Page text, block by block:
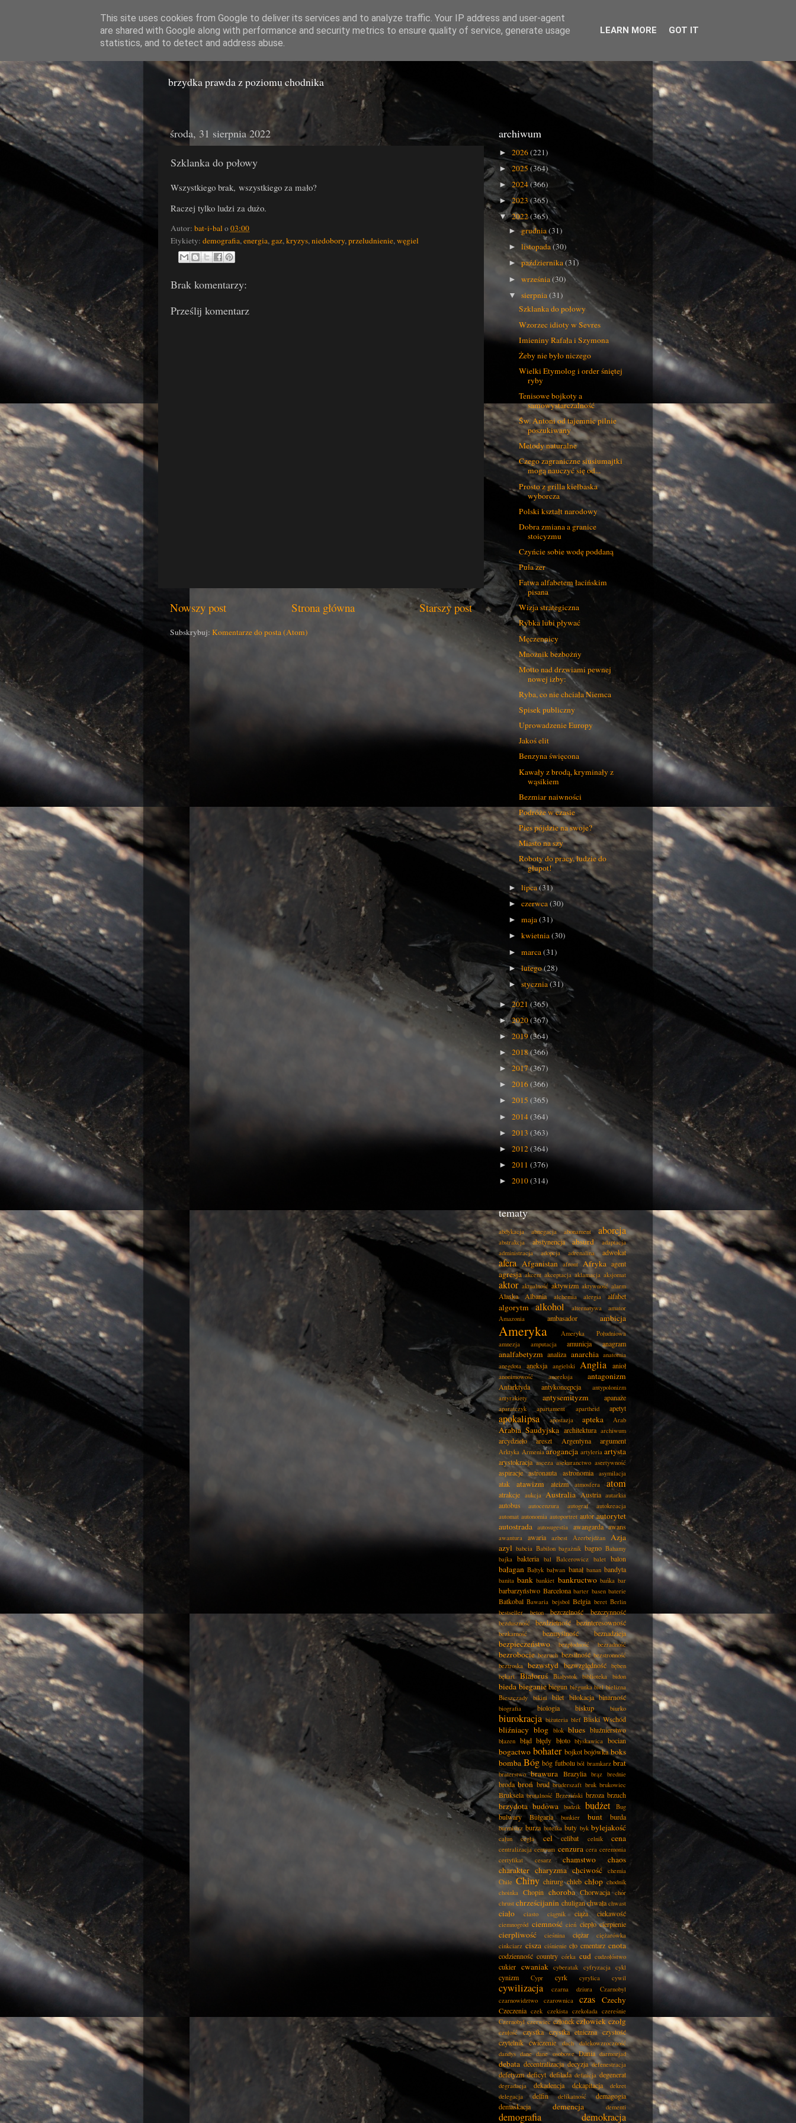
Miasto Gówna
brzydka prawda z poziomu chodnika
środa, 31 sierpnia 2022
Szklanka do połowy
Wszystkiego brak, wszystkiego za mało?
Raczej tylko ludzi za dużo.
Autor: bat-i-balo03:00
Etykiety: demografia,energia, gaz,kryzys,niedobory,przeludnienie,węgiel
Brak komentarzy:
Prześlij komentarz
Nowszy post Starszy post
Strona główna
Subskrybuj: Komentarze do posta (Atom)
archiwum
► 2026(221)
►2025(364)
► 2024(366)
►2023(365)
▼2022(365)
►grudnia(31)
►listopada(30)
►października(31)
►września(30)
▼sierpnia(31)
Szklanka do połowy
Wzorzec idioty w Sevres
Imieniny Rafała i Szymona
Żeby nie było niczego
Wielki Etymolog i order śniętej
ryby
Tenisowe bojkoty a
samowystarczalność
Św. Antoni od tajemnic pilnie
poszukiwany
Metody naturalne
Czego zagraniczne siusiumajtki
mogą nauczyć się od...
Prosto z grilla kiełbaska
wyborcza
Polski kształt narodowy
Dobra zmiana a granice
stoicyzmu
Czyńcie sobie wodę poddaną
Pula zer
Fatwa alfabetem łacińskim
pisana
Wizja strategiczna
Rybka lubi pływać
Męczennicy
Mnożnik bezbożny
Motto nad drzwiami pewnej
nowej izby:
Ryba, co nie chciała Niemca
Spisek publiczny
Uprowadzenie Europy
Jakoś elit
Benzyna święcona
Kawały z brodą, kryminały z
wąsikiem
Bezmiar naiwności
Podróże w czasie
Pies pójdzie na swoje?
Miasto na szy
Roboty do pracy, ludzie do
głupot!
►lipca(31)
►czerwca(30)
►maja(31)
►kwietnia(30)
►marca(31)
►lutego(28)
►stycznia(31)
► 2021(365)
►2020(367)
► 2019(364)
► 2018(366)
► 2017(367)
► 2016(366)
► 2015 (365)
► 2014(364)
► 2013 (363)
► 2012(364)
► 2011 (376)
► 2010(314)
tematy
abdykacja abnegacja abonament aborcja
abstrakcja abstynencja absurd
adaptacja
administracja
adopcja adrenalina adwokat
afera Afganistan afront Afryka agent
agresja akcent akceptacja aklamacja aksjomat
aktor aktualność aktywizm aktywność alarm
Alaska Albania alchemia alergia alfabet
algorytm alkohol alternatywa
amator
Amazonia
ambasador ambicja
Ameryka
Ameryka Południowa
amnezja
amputacja amunicja anagram
analfabetyzm analiza anarchia anatomia
anegdota
aneksja angielski Anglia anioł
anonimowość anoreksja antagonizm
Antarktyda antykoncepcja
antypolonizm
antyrakiety
antysemityzm apanaże
aparatczyk apartament apartheid apetyt
apokalipsa apostazja apteka Arab
Arabia Saudyjska architektura archiwum
arcydzieło areszt Argentyna argument
Arktyka Armenia arogancja artyleria artysta
arystokracja asceza asekuranctwo asertywność
aspiracje astronauta astronomia asymilacja
atak atawizm ateizm atmosfera atom
atrakcje aukcja Australia Austria autarkia
autobus autocenzura autograf
autokreacja
automat autonomia autoportret autor autorytet
autostrada autosugestia awangarda awans
awantura awaria azbest Azerbejdżan
Azja
azyl babcia Babilon bagażnik bagno Bahamy
bajka bakteria bal Balcerowicz balet balon
bałagan Bałtyk bałwan banał banan bandyta
banita bank bankiet bankructwo bańka bar
barbarzyństwo Barcelona barter basen baterie
Batkobal Bawaria bejsbol Belgia beret Berlin
bestseller
beton bezczelność bezczynność
bezduszność bezdzietność bezinteresowność
bezkarność bezmyślność beznadzieja
bezpieczeństwo bezpłodność bezradność
bezrobocie bezruch bezsilność bezstronność
beztroska bezwstyd bezwzględność bęben
bękart
Białoruś Białystok biblioteka bidon
bieda bieganie biegun biegunka biel bielizna
Bieszczady
bikini bilet bilokacja binarność
biografia biologia biskup biurko
biurokracja biżuteria blef Bliski Wschód
bliźniacy blog blok blues bluźnierstwo
błazen błąd błędy błoto błyskawica bocian
bogactwo bohater bojkot bojówka boks
bomba Bóg bóg futbolu ból bramkarz brat
braterstwo brawura Brazylia brąz brednie
broda broń brud bruderszaft bruk brukowiec
Bruksela brutalność Brzeziński brzoza brzuch
brzydota budowa budzik budżet Bug
bulwary Bułgaria bunkier bunt burda
burmistrz burza butelka buty byk bylejakość
całun cegła cel celibat celnik cena
centralizacja centrum cenzura cera ceremonia
certyfikat
cesarz chamstwo
chaos
charakter charyzma chciwość
chemia
Chile Chiny chirurg chleb chłop chodnik
choinka Chopin choroba Chorwacja chór
chrust chrześcijanin chuligan chwała chwast
ciało ciasto ciągnik ciąża ciekawość
ciemnogród ciemność cień ciepło cierpienie
cierpliwość cieśnina ciężar
ciężarówka
cinkciarz cisza ciśnienie cło cmentarz cnota
codzienność country córka cud cudzołóstwo
cukier cwaniak cyberatak cyfryzacja cykl
cynizm Cypr cyrk cyrylica cywil
cywilizacja czarna dziura
Czarnobyl
czarnowidztwo
czarownica czas Czechy
Czeczenia czek czekista czekolada czereśnie
Czernobyl czerwiec członek człowiek czołg
czułość czystka czystka etniczna czystość
czytelnik ćwiczenie dach
dalekowzroczność
dandys dane dane osobowe Dania darmozjad
debata decentralizacja decyzja defenestracja
defetyzm deficyt defilada definicja degenerat
degradacja dekadencja dekapitacja
dekret
delegacja
delfin delikatność
demagogia
demaskacja
demencja dementi
demografia
demokracja
This site uses cookies from Google to deliver its services and to analyze traffic. Your IP address and user-agent
are shared with Google along with performance and security metrics to ensure quality of service, generate usage
statistics, and to detect and address abuse.
LEARN MORE GOT IT